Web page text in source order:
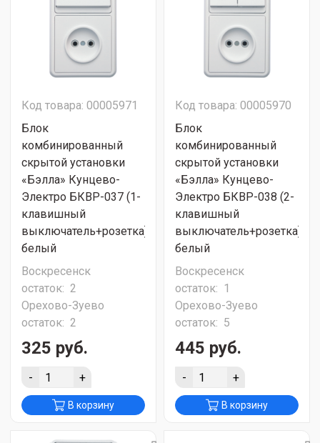
Код товара: 00005971
Блок
комбинированный
скрытой установки
«Бэлла» Кунцево-
Электро БКВР-037 (1-
клавишный
выключатель+розетка)
белый
Воскресенск
остаток: 2
Орехово-Зуево
остаток: 2
325 руб.
- +
В корзину
Код товара: 00005970
Блок
комбинированный
скрытой установки
«Бэлла» Кунцево-
Электро БКВР-038 (2-
клавишный
выключатель+розетка)
белый
Воскресенск
остаток: 1
Орехово-Зуево
остаток: 5
445 руб.
- +
В корзину